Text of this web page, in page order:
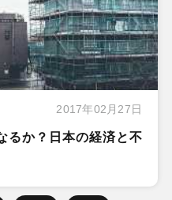
2017年02月27日
るか？日本の経済と不